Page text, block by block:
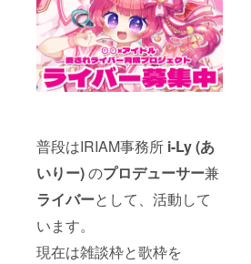
普段はIRIAM事務所 i-Ly (あ
いりー)のプロデューサー兼
ライバーとして、活動して
います。
現在は雑談枠と歌枠を